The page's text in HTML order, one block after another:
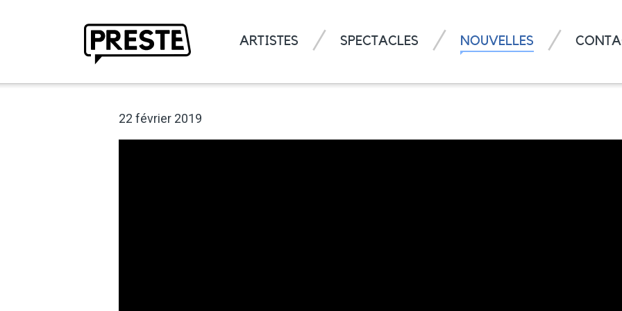
ARTISTES SPECTACLES NOUVELLES
22 février 2019